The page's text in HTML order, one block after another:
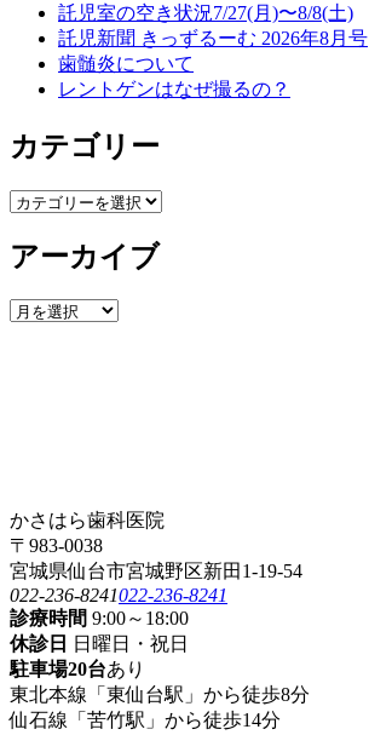
託児室の空き状況7/27(月)〜8/8(土)
託児新聞 きっずるーむ 2026年8月号
歯髄炎について
レントゲンはなぜ撮るの？
カテゴリー
カ
ゴ
ー
アーカイブ
ア
かさはら歯科医院
〒983-0038
宮城県仙台市宮城野区新田1-19-54
022-236-8241022-236-8241
診療時間 9:00～18:00
休診日
日曜日・祝日
駐車場20台あり
東北本線「東仙台駅」から徒歩8分
仙石線「苦竹駅」から徒歩14分